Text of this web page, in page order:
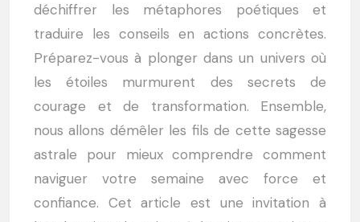
déchiffrer les métaphores poétiques et
traduire les conseils en actions concrètes.
Préparez-vous à plonger dans un univers où
les étoiles murmurent des secrets de
courage et de transformation. Ensemble,
nous allons démêler les fils de cette sagesse
astrale pour mieux comprendre comment
naviguer votre semaine avec force et
confiance. Cet article est une invitation à